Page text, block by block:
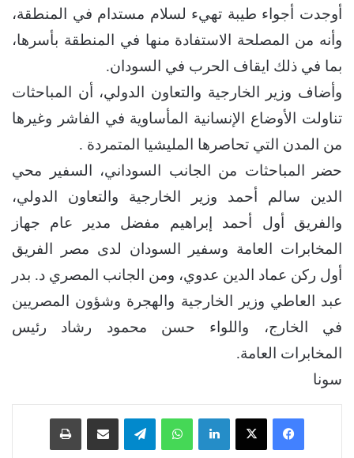
أوجدت أجواء طيبة تهيء لسلام مستدام في المنطقة،
وأنه من المصلحة الاستفادة منها في المنطقة بأسرها،
بما في ذلك ايقاف الحرب في السودان.
وأضاف وزير الخارجية والتعاون الدولي، أن المباحثات
تناولت الأوضاع الإنسانية المأساوية في الفاشر وغيرها
من المدن التي تحاصرها المليشيا المتمردة .
حضر المباحثات من الجانب السوداني، السفير محي
الدين سالم أحمد وزير الخارجية والتعاون الدولي،
والفريق أول أحمد إبراهيم مفضل مدير عام جهاز
المخابرات العامة وسفير السودان لدى مصر الفريق
أول ركن عماد الدين عدوي، ومن الجانب المصري د. بدر
عبد العاطي وزير الخارجية والهجرة وشؤون المصريين
في الخارج، واللواء حسن محمود رشاد رئيس
المخابرات العامة.
سونا
فيسبوك ‫X لينكدإن واتساب تيلقرام